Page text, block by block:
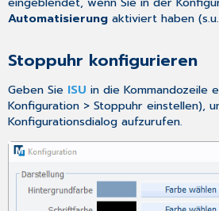
Automatisierung aktiviert haben
Stoppuhr konfigurieren
Geben Sie ISU in die Kommandozeile
Konfiguration > Stoppuhr einstellen),
Konfigurationsdialog aufzurufen.